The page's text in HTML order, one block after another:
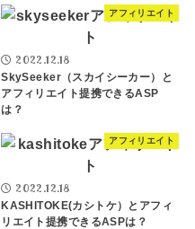
アフィリエイト
2022.12.18
SkySeeker（スカイシーカー）と
アフィリエイト提携できるASP
は？
アフィリエイト
2022.12.18
KASHITOKE(カシトケ）とアフィ
リエイト提携できるASPは？